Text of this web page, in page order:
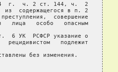
г.  ч. 2 ст. 144, ч.  2
из  содержащегося в п. 2
совершение
лица   особо   опасным
6 УК  РСФСР указание о
рецидивистом   подлежит
без изменения.